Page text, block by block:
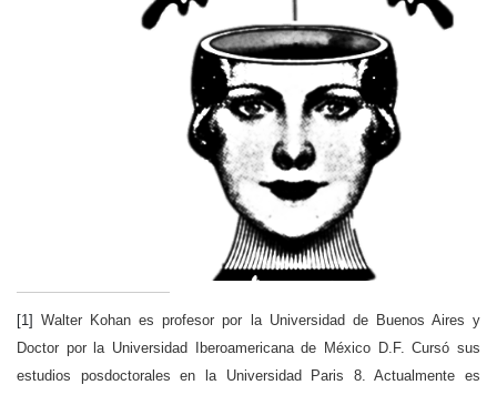
[1] Walter Kohan es profesor por la Universidad de Buenos Aires y
Doctor por la Universidad Iberoamericana de México D.F. Cursó sus
estudios posdoctorales en la Universidad Paris 8. Actualmente es